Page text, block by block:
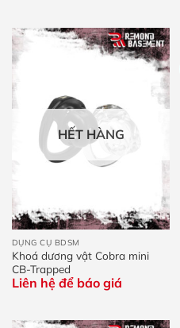
HẾT HÀNG
DỤNG CỤ BDSM
Khoá dương vật Cobra mini
CB-Trapped
Liên hệ để báo giá